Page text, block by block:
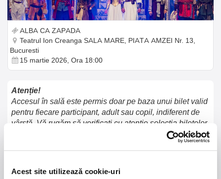
Acest site utilizează cookie-uri
ALBA CA ZAPADA
Teatrul Ion Creanga SALA MARE, PIATA AMZEI Nr. 13,
Bucuresti
15 martie 2026, Ora 18:00
Atenție!
Accesul în sală este permis doar pe baza unui bilet valid
pentru fiecare participant, adult sau copil, indiferent de
vârstă. Vă rugăm să verificați cu atenție selecția biletelor
accesând butonul „Vezi coșul” pentru a vă asigura că
biletele adăugate în coș corespund spectacolului dorit.